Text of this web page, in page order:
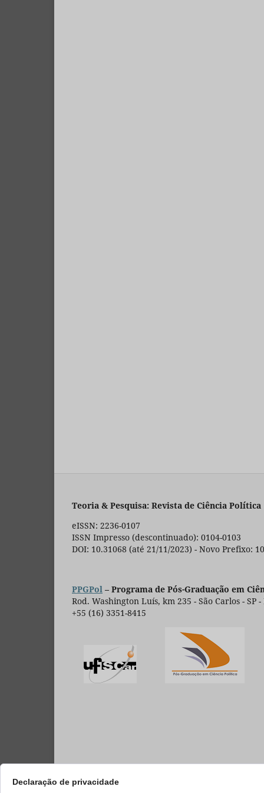
Declaração de privacidade
Teoria & Pesquisa: Revista de Ciência Política
eISSN: 2236-0107
ISSN Impresso (descontinuado): 0104-0103
DOI: 10.31068 (até 21/11/2023) - Novo Prefixo:
PPGPol – Programa de Pós-Graduação em
Rod. Washington Luís, km 235 - São Carlos - SP -
+55 (16) 3351-8415